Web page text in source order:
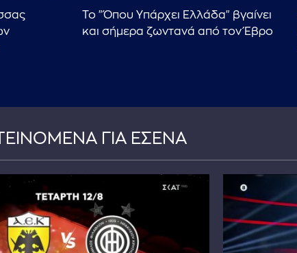
Το "Όπου Υπάρχει Ελλάδα" βγαίνει
και σήμερα ζωντανά από τον Έβρο
ΓΙΑ ΕΣΕΝΑ